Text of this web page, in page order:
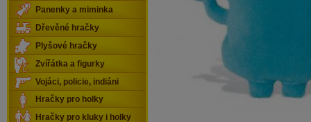
Panenky a miminka
Dřevěné hračky
Plyšové hračky
Zvířátka a figurky
Vojáci, policie, indiáni
Hračky pro holky
Hračky pro kluky i holky